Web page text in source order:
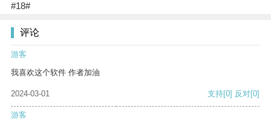
#18#
评论
游客
我喜欢这个软件 作者加油
2024-03-01 支持[0] 反对[0]
游客